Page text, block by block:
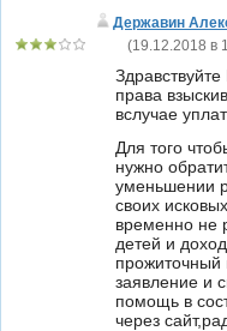
Державин
(19.12.2018 в
права
вслучае
Для того
нужно
уменьшении
своих
временно не
детей и
заявление и
помощь в
через